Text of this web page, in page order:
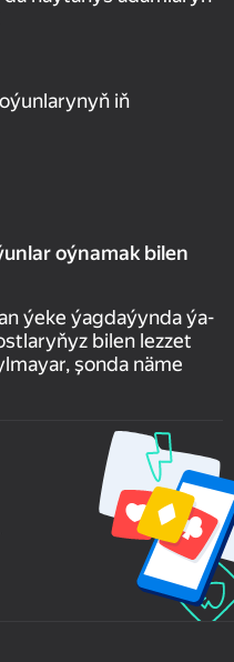
iň
oýnamak bilen
ýeke ýagdaýynda ýa-
bilen lezzet
şonda näme